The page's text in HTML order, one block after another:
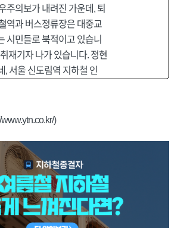
주의보가 내려진 가운데, 퇴
역과 버스정류장은 대중교
시민들로 북적이고 있습니
재기자 나가 있습니다. 정현
, 서울 신도림역 지하철 인
)